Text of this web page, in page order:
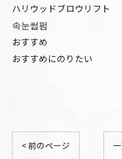
ハリウッドブロウリフト
속눈썹펌
おすすめ
おすすめにのりたい
< 前のページ